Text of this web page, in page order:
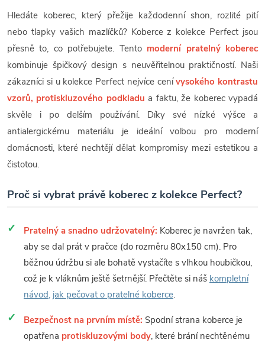
Hledáte koberec, který přežije každodenní shon, rozlité pití
nebo tlapky vašich mazlíčků? Koberce z kolekce Perfect jsou
přesně to, co potřebujete. Tento moderní pratelný koberec
kombinuje špičkový design s neuvěřitelnou praktičností. Naši
zákazníci si u kolekce Perfect nejvíce cenívysokého kontrastu
vzorů, protiskluzového podkladu a faktu, že koberec vypadá
skvěle i po delším používání. Díky své nízké výšce a
antialergickému materiálu je ideální volbou pro moderní
domácnosti, které nechtějí dělat kompromisy mezi estetikou a
čistotou.
Proč si vybrat právě koberec z kolekce Perfect?
Pratelný a snadno udržovatelný: Koberec je navržen tak,
aby se dal prát v pračce (do rozměru 80x150 cm). Pro
běžnou údržbu si ale bohatě vystačíte s vlhkou houbičkou,
což je k vláknům ještě šetrnější. Přečtěte si náš kompletní
návod, jak pečovat o pratelné koberce.
Bezpečnost na prvním místě: Spodní strana koberce je
opatřena protiskluzovými body, které brání nechtěnému